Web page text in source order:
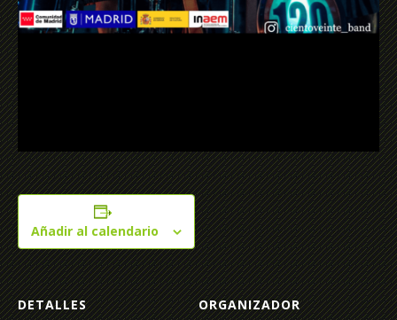
Añadir al calendario
DETALLES
ORGANIZADOR